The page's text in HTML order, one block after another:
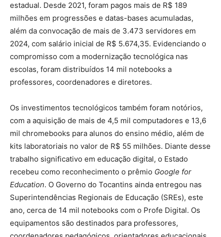
estadual. Desde 2021, foram pagos mais de R$ 189
milhões em progressões e datas-bases acumuladas,
além da convocação de mais de 3.473 servidores em
2024, com salário inicial de R$ 5.674,35. Evidenciando o
compromisso com a modernização tecnológica nas
escolas, foram distribuídos 14 mil notebooks a
professores, coordenadores e diretores.
Os investimentos tecnológicos também foram notórios,
com a aquisição de mais de 4,5 mil computadores e 13,6
mil chromebooks para alunos do ensino médio, além de
kits laboratoriais no valor de R$ 55 milhões. Diante desse
trabalho significativo em educação digital, o Estado
recebeu como reconhecimento o prêmio Google for
Education. O Governo do Tocantins ainda entregou nas
Superintendências Regionais de Educação (SREs), este
ano, cerca de 14 mil notebooks com o Profe Digital. Os
equipamentos são destinados para professores,